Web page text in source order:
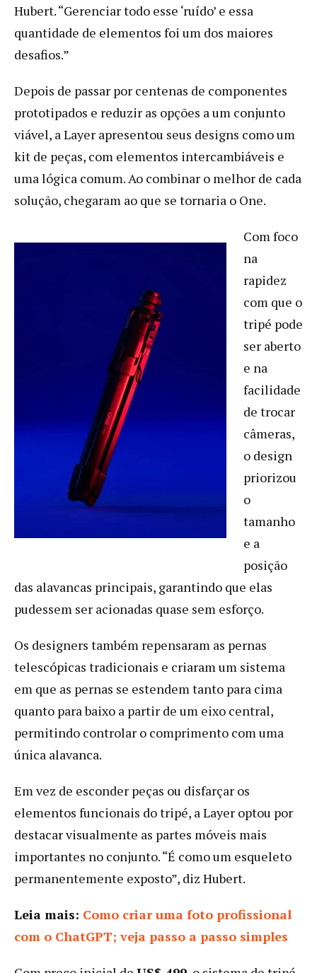
Hubert. “Gerenciar todo esse ‘ruído’ e essa
quantidade de elementos foi um dos maiores
desafios.”
Depois de passar por centenas de componentes
prototipados e reduzir as opções a um conjunto
viável, a Layer apresentou seus designs como um
kit de peças, com elementos intercambiáveis e
uma lógica comum. Ao combinar o melhor de cada
solução, chegaram ao que se tornaria o One.
Com foco
na
rapidez
com que o
tripé pode
ser aberto
e na
facilidade
de trocar
câmeras,
o design
priorizou
o
tamanho
e a
posição
das alavancas principais, garantindo que elas
pudessem ser acionadas quase sem esforço.
Os designers também repensaram as pernas
telescópicas tradicionais e criaram um sistema
em que as pernas se estendem tanto para cima
quanto para baixo a partir de um eixo central,
permitindo controlar o comprimento com uma
única alavanca.
Em vez de esconder peças ou disfarçar os
elementos funcionais do tripé, a Layer optou por
destacar visualmente as partes móveis mais
importantes no conjunto. “É como um esqueleto
permanentemente exposto”, diz Hubert.
Leia mais: Como criar uma foto profissional
com o ChatGPT; veja passo a passo simples